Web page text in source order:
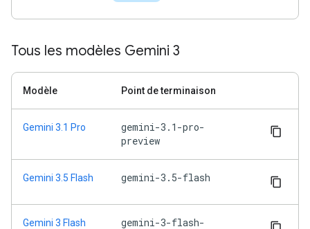
Tous les modèles Gemini 3
Modèle Point de terminaison
Gemini 3.1 Pro
gemini-3.1-pro-
preview
Gemini 3.5 Flash gemini-3.5-flash
Gemini 3 Flash gemini-3-flash-